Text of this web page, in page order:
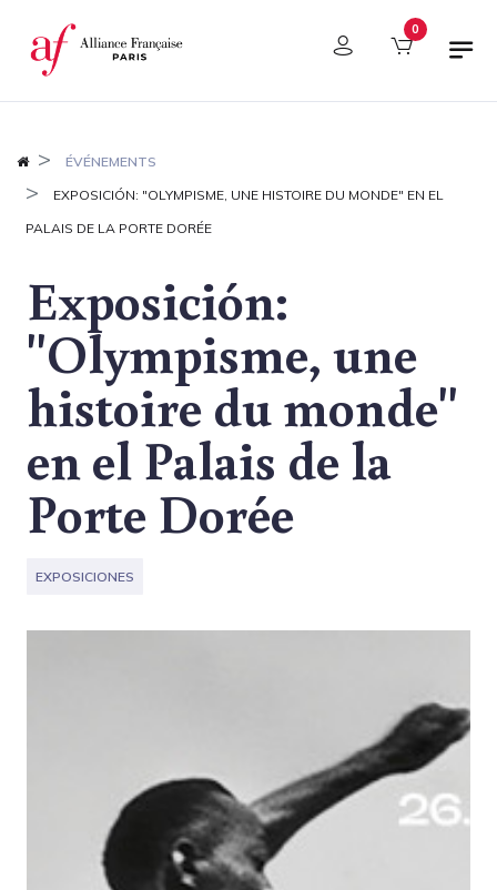
Panel de gestión de cookies 0
ÉVÉNEMENTS
EXPOSICIÓN: "OLYMPISME, UNE HISTOIRE DU MONDE" EN EL
PALAIS DE LA PORTE DORÉE
Exposición:
"Olympisme, une
histoire du monde"
en el Palais de la
Porte Dorée
EXPOSICIONES